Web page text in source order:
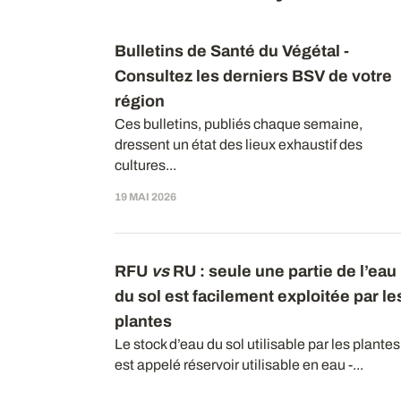
Bulletins de Santé du Végétal -
Consultez les derniers BSV de votre
région
Ces bulletins, publiés chaque semaine,
dressent un état des lieux exhaustif des
cultures...
19 MAI 2026
RFU vsRU : seule une partie de l’eau
du sol est facilement exploitée par
plantes
Le stock d’eau du sol utilisable par les plantes
est appelé réservoir utilisable en eau -...